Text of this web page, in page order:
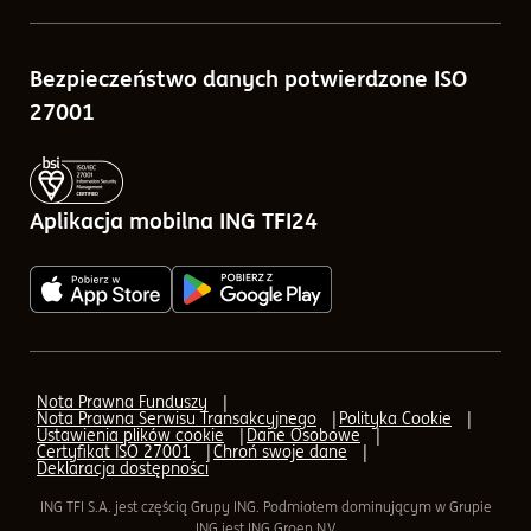
Tabele opłat
Zlecenia w ramach ING TFI24
Porównywarka funduszy
Kalkulatory
Pytania i odpowiedzi
AML (Przeciwdziałanie praniu pieniędzy)
AML - formularz elektroniczny
Aplikacja mobilna ING TFI24
Bezpieczeństwo danych potwierdzone ISO
27001
Aplikacja mobilna ING TFI24
Nota Prawna Funduszy
Nota Prawna Serwisu Transakcyjnego Polityka Cookie
Ustawienia plików cookie Dane Osobowe
Certyfikat ISO 27001 Chroń swoje dane
Deklaracja dostępności
ING TFI S.A. jest częścią Grupy ING. Podmiotem dominującym w Grupie